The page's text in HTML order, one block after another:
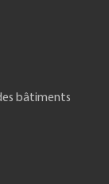
bâtiments